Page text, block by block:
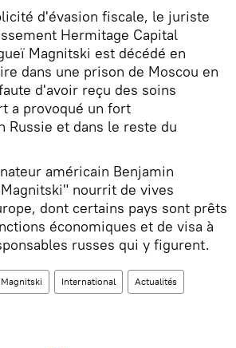
d'évasion fiscale, le juriste
Hermitage Capital
Magnitski est décédé en
dans une prison de Moscou en
d'avoir reçu des soins
a provoqué un fort
Russie et dans le reste du
américain Benjamin
nourrit de vives
dont certains pays sont prêts
économiques et de visa à
russes qui y figurent.
International Actualités